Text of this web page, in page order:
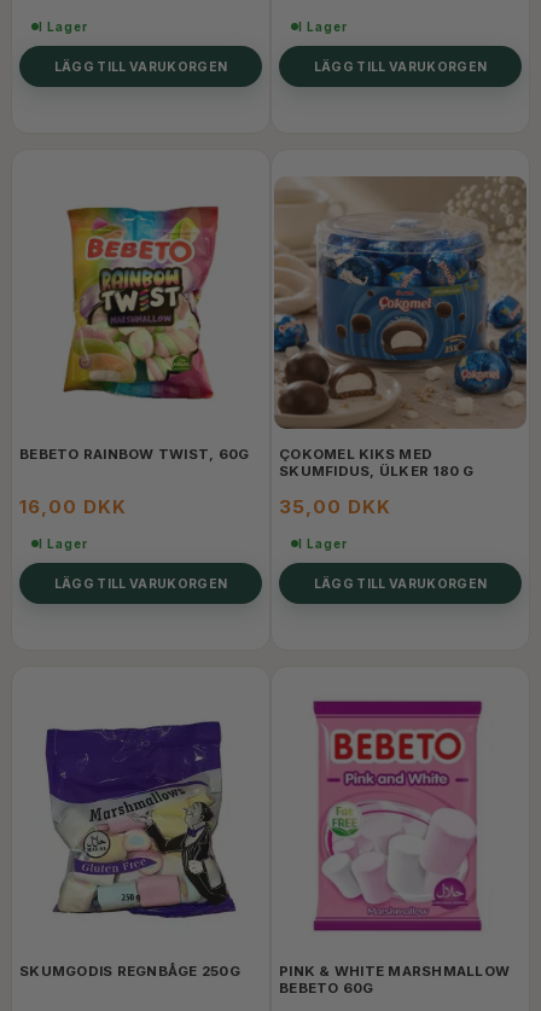
I Lager
LÄGG TILL VARUKORGEN
I Lager
LÄGG TILL VARUKORGEN
BEBETO RAINBOW TWIST, 60G
16,00 DKK
I Lager
LÄGG TILL VARUKORGEN
ÇOKOMEL KIKS MED
SKUMFIDUS, ÜLKER 180 G
35,00 DKK
I Lager
LÄGG TILL VARUKORGEN
SKUMGODIS REGNBÅGE 250G
PINK & WHITE MARSHMALLOW
BEBETO 60G